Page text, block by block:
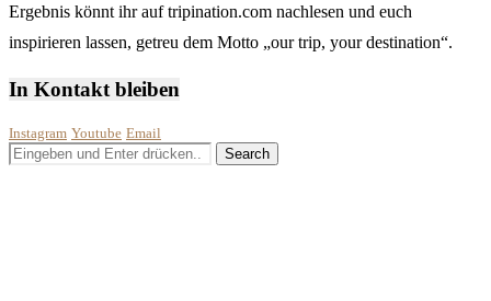
Ergebnis könnt ihr auf tripination.com nachlesen und euch
inspirieren lassen, getreu dem Motto „our trip, your destination“.
In Kontakt bleiben
Instagram Youtube Email